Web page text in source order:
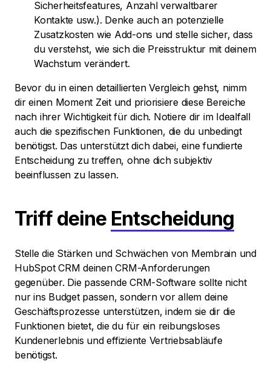
Sicherheitsfeatures, Anzahl verwaltbarer
Kontakte usw.). Denke auch an potenzielle
Zusatzkosten wie Add-ons und stelle sicher, dass
du verstehst, wie sich die Preisstruktur mit deinem
Wachstum verändert.
Bevor du in einen detaillierten Vergleich gehst, nimm
dir einen Moment Zeit und priorisiere diese Bereiche
nach ihrer Wichtigkeit für dich. Notiere dir im Idealfall
auch die spezifischen Funktionen, die du unbedingt
benötigst. Das unterstützt dich dabei, eine fundierte
Entscheidung zu treffen, ohne dich subjektiv
beeinflussen zu lassen.
Triff deine Entscheidung
Stelle die Stärken und Schwächen von Membrain und
HubSpot CRM deinen CRM-Anforderungen
gegenüber. Die passende CRM-Software sollte nicht
nur ins Budget passen, sondern vor allem deine
Geschäftsprozesse unterstützen, indem sie dir die
Funktionen bietet, die du für ein reibungsloses
Kundenerlebnis und effiziente Vertriebsabläufe
benötigst.